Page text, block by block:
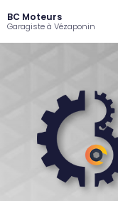
au
contenu
principal
BC Moteurs
Garagiste à Vézaponin